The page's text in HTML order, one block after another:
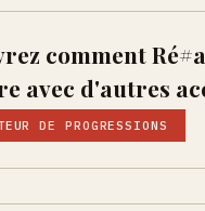
comment
avec d'autres
DE PROGRESSIONS